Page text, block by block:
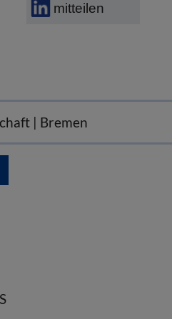
mitteilen
| Bremen